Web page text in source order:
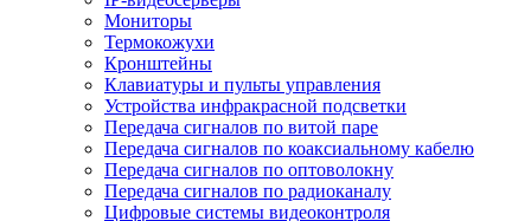
Мониторы
Термокожухи
Кронштейны
Клавиатуры и пульты управления
Устройства инфракрасной подсветки
Передача сигналов по витой паре
Передача сигналов по коаксиальному кабелю
Передача сигналов по оптоволокну
Передача сигналов по радиоканалу
Цифровые системы видеоконтроля